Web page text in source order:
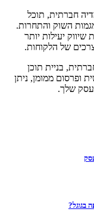
חברתית, תוכל
השוק והתחרות.
יעילות יותר
של הלקוחות.
בניית תוכן
ופרסום ממומן, ניתן
שלך.
בגוגל?